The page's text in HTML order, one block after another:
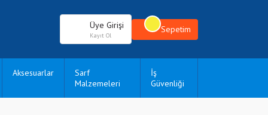
Üye Girişi
Kayıt Ol
Sepetim
Aksesuarlar
Sarf
Malzemeleri
İş
Güvenliği